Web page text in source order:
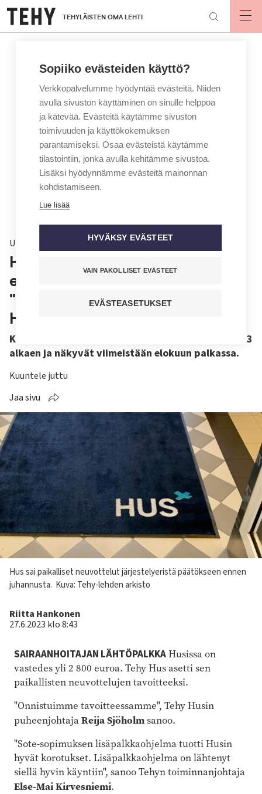
Hyppää
pääsisältöön
TEHYLÄISTEN OMA LEHTI
Uutinen
Husin neuvottelut paikallisista
eristä päättyneet –
"Lisäpalkkaohjelma on lähtenyt
Husissa hyvin käyntiin"
Korotukset tulevat maksuun takautuvasti 1.6.2023
alkaen ja näkyvät viimeistään elokuun palkassa.
Kuuntele juttu
Jaa sivu
Kuvateksti
Hus sai paikalliset neuvottelut järjestelyeristä päätökseen ennen
juhannusta. Kuva: Tehy-lehden arkisto
Kirjoittaja
Riitta Hankonen
27.6.2023 klo 8:43
SAIRAANHOITAJAN LÄHTÖPALKKAHusissa on
vastedes yli 2 800 euroa. Tehy Hus asetti sen
paikallisten neuvottelujen tavoitteeksi.
"Onnistuimme tavoitteessamme", Tehy Husin
puheenjohtajaReija Sjöholmsanoo.
"Sote-sopimuksen lisäpalkkaohjelma tuotti Husin
hyvät korotukset. Lisäpalkkaohjelma on lähtenyt
siellä hyvin käyntiin", sanoo Tehyn toiminnanjohtaja
Else-Mai Kirvesniemi.
Sopiiko evästeiden käyttö?
Verkkopalvelumme hyödyntää evästeitä. Niiden
avulla sivuston käyttäminen on sinulle helppoa
ja kätevää. Evästeitä käytämme sivuston
toimivuuden ja käyttökokemuksen
parantamiseksi. Osaa evästeistä käytämme
tilastointiin, jonka avulla kehitämme sivustoa.
Lisäksi hyödynnämme evästeitä mainonnan
kohdistamiseen.
Lue lisää
HYVÄKSY EVÄSTEET
VAIN PAKOLLISET EVÄSTEET
EVÄSTEASETUKSET